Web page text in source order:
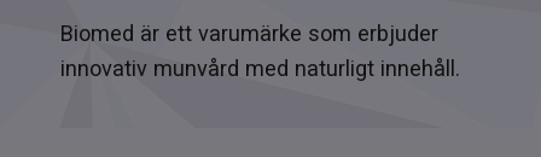
Kosttillskott
Biomed är ett varumärke som erbjuder
innovativ munvård med naturligt innehåll.